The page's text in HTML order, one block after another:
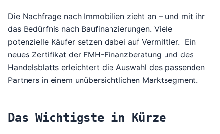
Die Nachfrage nach Immobilien zieht an – und mit ihr
das Bedürfnis nach Baufinanzierungen. Viele
potenzielle Käufer setzen dabei auf Vermittler. Ein
neues Zertifikat der FMH-Finanzberatung und des
Handelsblatts erleichtert die Auswahl des passenden
Partners in einem unübersichtlichen Marktsegment.
Das Wichtigste in Kürze